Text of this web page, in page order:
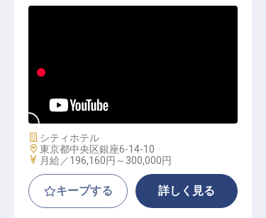
施設業態
シティホテル
勤務地
東京都中央区銀座6-14-10
給与
月給／196,160円～ 300,000円
キープする 詳しく見る